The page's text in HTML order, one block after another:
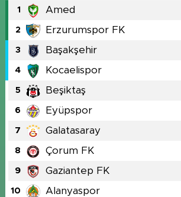
1 Amed
2 Erzurumspor FK
3 Başakşehir
4 Kocaelispor
5 Beşiktaş
6 Eyüpspor
7 Galatasaray
8 Çorum FK
9 Gaziantep FK
10 Alanyaspor